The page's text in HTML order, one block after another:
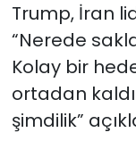
Trump, İran
“Nerede
Kolay bir
ortadan
şimdilik”